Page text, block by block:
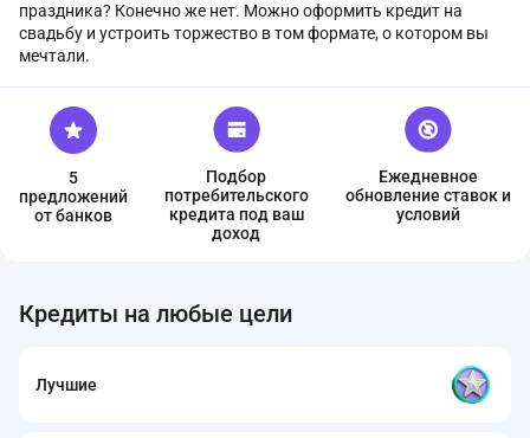
праздника? Конечно же нет. Можно оформить кредит на
свадьбу и устроить торжество в том формате, о котором вы
мечтали.
5
предложений
от банков
Подбор
потребительского
кредита под ваш
доход
Ежедневное
обновление ставок и
условий
Кредиты на любые цели
Лучшие